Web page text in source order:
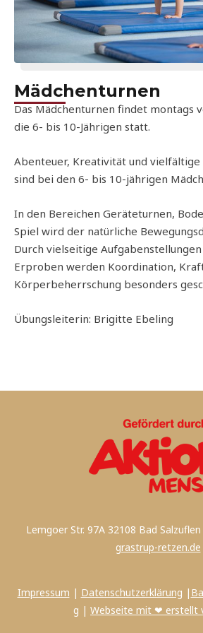
Mädchenturnen
Das Mädchenturnen findet montags
die 6- bis 10-Jährigen statt.
Abenteuer, Kreativität und vielfältige
sind bei den 6- bis 10-jährigen
In den Bereichen Geräteturnen,
Spiel wird der natürliche
Durch vielseitige
Erproben werden Koordination,
Körperbeherrschung besonders
Übungsleiterin: Brigitte Ebeling
Lemgoer Str. 97A 32108 Bad
grastrup-retzen.de
Impressum | Datenschutzerklärung |
g | Webseite mit ❤ erstellt